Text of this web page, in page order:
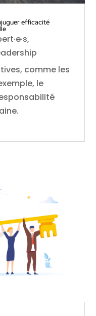
efficacité
,
comme les
le